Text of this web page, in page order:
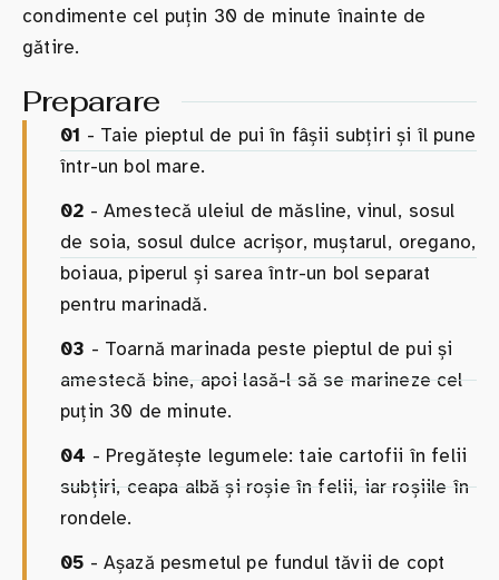
condimente cel puțin 30 de minute înainte de
gătire.
Preparare
01 - Taie pieptul de pui în fâșii subțiri și îl pune
într-un bol mare.
02 - Amestecă uleiul de măsline, vinul, sosul
de soia, sosul dulce acrișor, muștarul, oregano,
boiaua, piperul și sarea într-un bol separat
pentru marinadă.
03 - Toarnă marinada peste pieptul de pui și
amestecă bine, apoi lasă-l să se marineze cel
puțin 30 de minute.
04 - Pregătește legumele: taie cartofii în felii
subțiri, ceapa albă și roșie în felii, iar roșiile în
rondele.
05 - Așază pesmetul pe fundul tăvii de copt